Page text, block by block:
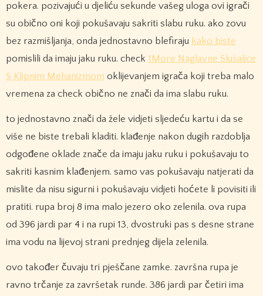
pokera. pozivajući u djeliću sekunde vašeg uloga ovi igrači
su obično oni koji pokušavaju sakriti slabu ruku. ako zovu
bez razmišljanja, onda jednostavno blefiraju kako biste
pomislili da imaju jaku ruku. check 1More Naglavne Slušalice
S Klipnim Mehanizmom oklijevanjem igrača koji treba malo
vremena za check obično ne znači da ima slabu ruku.
to jednostavno znači da žele vidjeti sljedeću kartu i da se
više ne biste trebali kladiti. klađenje nakon dugih razdoblja
odgođene oklade znače da imaju jaku ruku i pokušavaju to
sakriti kasnim klađenjem. samo vas pokušavaju natjerati da
mislite da nisu sigurni i pokušavaju vidjeti hoćete li povisiti ili
pratiti. rupa broj 8 ima malo jezero oko zelenila. ova rupa
od 396 jardi par 4 i na rupi 13, dvostruki pas s desne strane
ima vodu na lijevoj strani prednjeg dijela zelenila.
ovo također čuvaju tri pješčane zamke. završna rupa je
ravno trčanje za završetak runde. 386 jardi par četiri ima